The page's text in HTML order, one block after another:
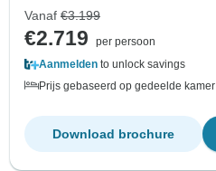
Vanaf €3.199
€2.719
per persoon
Aanmelden to unlock savings
Prijs gebaseerd op gedeelde kamer
Download brochure